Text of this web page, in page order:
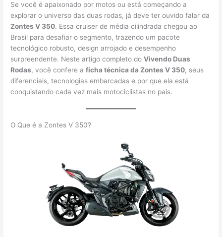
Se você é apaixonado por motos ou está começando a
explorar o universo das duas rodas, já deve ter ouvido falar da
Zontes V 350. Essa cruiser de média cilindrada chegou ao
Brasil para desafiar o segmento, trazendo um pacote
tecnológico robusto, design arrojado e desempenho
surpreendente. Neste artigo completo doVivendo Duas
Rodas, você confere aficha técnica da Zontes V 350, seus
diferenciais, tecnologias embarcadas e por que ela está
conquistando cada vez mais motociclistas no país.
O Que é a Zontes V 350?